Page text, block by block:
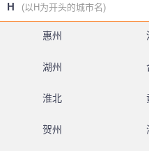
H (以H为开头的城市名)
惠州
湖州
淮北
贺州